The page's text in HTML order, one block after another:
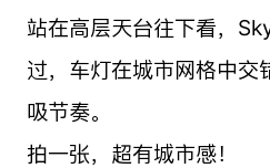
站在高层天台往下看，
过，车灯在城市网格中交
吸节奏。
拍一张，超有城市感！